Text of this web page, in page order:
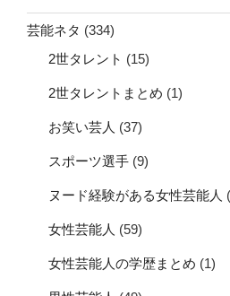
芸能ネタ (334)
2世タレント (15)
2世タレントまとめ (1)
お笑い芸人 (37)
スポーツ選手 (9)
ヌード経験がある女性芸能人
女性芸能人 (59)
女性芸能人の学歴まとめ (1)